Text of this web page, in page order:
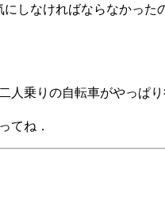
しなければならなかっ
人乗りの自転車がやっぱり
てね．